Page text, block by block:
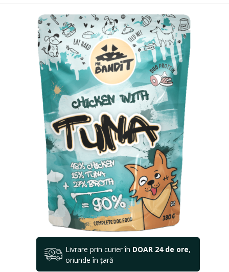
Livrare prin curier în DOAR 24 de ore,
oriunde în țară